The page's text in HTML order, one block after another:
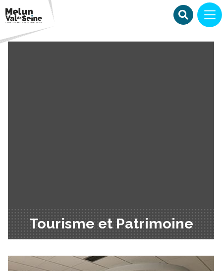
Tourisme et Patrimoine